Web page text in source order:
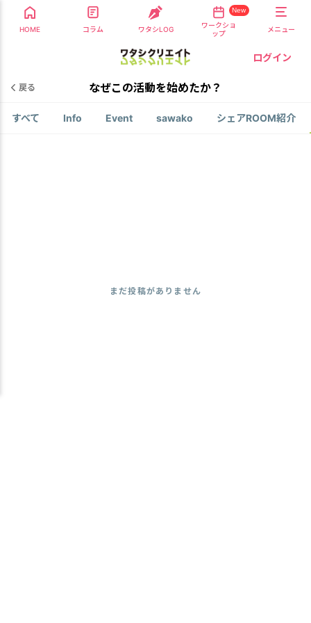
HOME コラム ワタシLOG
New
ワークショ
ップ
メニュー
ログイン
戻る なぜこの活動を始めたか？
すべて Info Event sawako シェアROOM紹介
まだ投稿がありません